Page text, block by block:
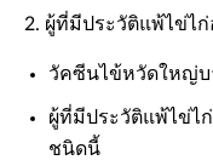
2. ผู้ที่มีประวัติแพ้ไข่ไก่
วัคซีนไข้หวัดใหญ่บ
ผู้ที่มีประวัติแพ้ไข่ไ
ชนิดนี้